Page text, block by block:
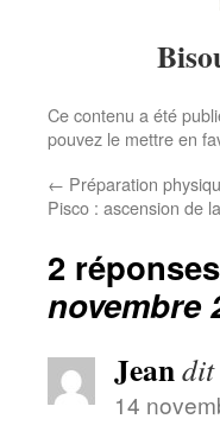
Ce contenu a été
pouvez le mettre en
← Préparation
Pisco : ascension de
2
novembre
Jean
14